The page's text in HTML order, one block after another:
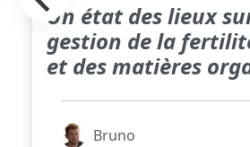
Un état des lieux
gestion de la
et des matières
Bruno